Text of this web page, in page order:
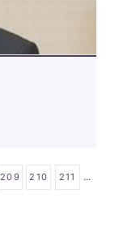
209 210 211 …